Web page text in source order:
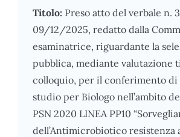
Titolo: Preso atto del verbale n.
09/12/2025, redatto dalla
esaminatrice, riguardante la
pubblica, mediante valutazione
colloquio, per il conferimento di
studio per Biologo nell’ambito
PSN 2020 LINEA PP10
dell’Antimicrobiotico resistenza